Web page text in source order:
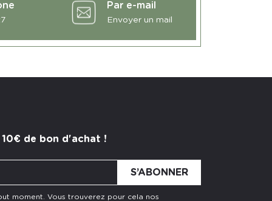
Par e-mail
Envoyer un mail
de bon d'achat !
moment. Vous trouverez pour cela nos